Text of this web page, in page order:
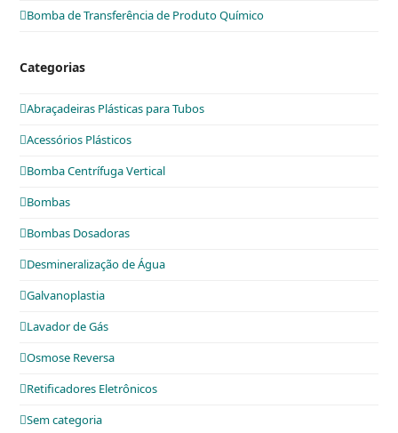
Bomba de Transferência de Produto Químico
Categorias
Abraçadeiras Plásticas para Tubos
Acessórios Plásticos
Bomba Centrífuga Vertical
Bombas
Bombas Dosadoras
Desmineralização de Água
Galvanoplastia
Lavador de Gás
Osmose Reversa
Retificadores Eletrônicos
Sem categoria